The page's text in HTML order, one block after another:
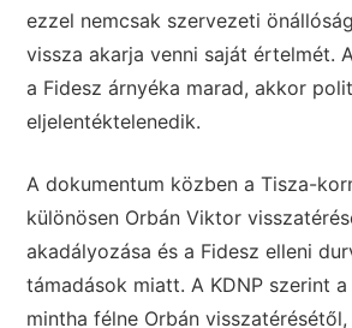
ezzel nemcsak szervezeti
vissza akarja venni saját értelmét.
a Fidesz árnyéka marad, akkor
eljelentéktelenedik.
A dokumentum közben a Tisza-
különösen Orbán Viktor
akadályozása és a Fidesz elleni
támadások miatt. A KDNP szerint
mintha félne Orbán visszatérésétől,